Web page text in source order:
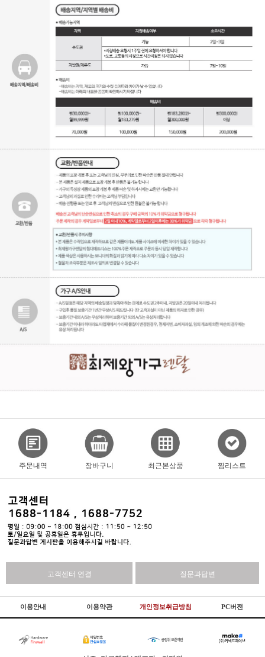
주문내역 장바구니 최근본상품 찜리스트
고객센터 연결 질문과답변
이용안내 이용약관 개인정보취급방침 PC버전